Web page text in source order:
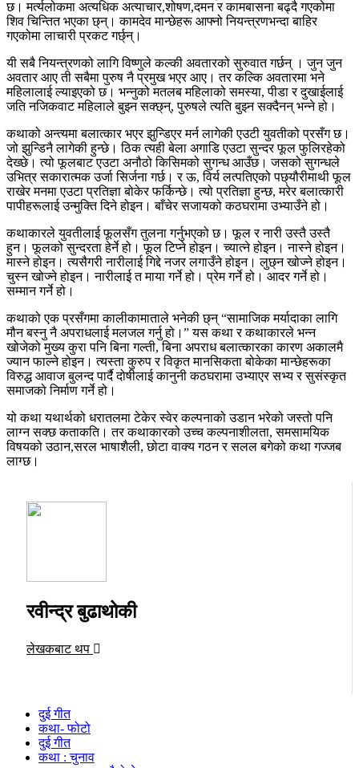
छ। मर्त्यलोकमा अत्यधिक अत्याचार,शोषण,दमन र कामबासना बढ्दै गएकोमा
शिव चिन्तित भएका छ्न्। कामदेव मान्छेहरू आफ्नो नियन्त्रणभन्दा बाहिर
गएकोमा लाचारी प्रकट गर्छ्न्।
यी सबै नियन्त्रणको लागि विष्णुले कल्की अवतारको सुरुवात गर्छन् । जुन जुन
अवतार आए ती सबैमा पुरुष नै प्रमुख भएर आए। तर कल्कि अवतारमा भने
महिलालाई ल्याइएको छ। भन्नुको मतलब महिलाको समस्या, पीडा र दुखाईलाई
जति नजिकवाट महिलाले बुझ्न सक्छ्न्, पुरुषले त्यति बुझ्न सक्दैनन् भन्ने हो।
कथाको अन्त्यमा बलात्कार भएर झुन्डिएर मर्न लागेकी एउटी युवतीको प्रसँग छ।
जो झुन्डिनै लागेकी हुन्छे। ठिक त्यही बेला अगाडि एउटा सुन्दर फूल फुलिरहेको
देख्छे। त्यो फूलबाट एउटा अनौठो किसिमको सुगन्ध आउँछ। जसको सुगन्धले
उभित्र सकारात्मक उर्जा सिर्जना गर्छ। र ऊ, विर्य लत्पतिएको पछ्यौरीमाथी फूल
राखेर मनमा एउटा प्रतिज्ञा बोकेर फर्किन्छे। त्यो प्रतिज्ञा हुन्छ, मरेर बलात्कारी
पापीहरूलाई उन्मुक्ति दिने होइन। बाँचेर सजायको कठघरामा उभ्याउँने हो।
कथाकारले युवतीलाई फूलसँग तुलना गर्नुभएको छ। फूल र नारी उस्तै उस्तै
हुन। फूलको सुन्दरता हेर्ने हो। फूल टिप्ने होइन। च्यात्ने होइन। नास्ने होइन।
मास्ने होइन। त्यसैगरी नारीलाई गिद्दे नजर लगाउँने होइन। लुछ्न खोज्ने होइन।
चुस्न खोज्ने होइन। नारीलाई त माया गर्ने हो। प्रेम गर्ने हो। आदर गर्ने हो।
सम्मान गर्ने हो।
कथाको एक प्रसँगमा कालीकामाताले भनेकी छ्न् “सामाजिक मर्यादाका लागि
मौन बस्नु नै अपराधलाई मलजल गर्नु हो।” यस कथा र कथाकारले भन्न
खोजेको मुख्य कुरा पनि बिना गल्ती, बिना अपराध बलात्कारका कारण अकालमै
ज्यान फाल्ने होइन। त्यस्ता कुरुप र विकृत मानसिकता बोकेका मान्छेहरूका
विरुद्ध आवाज बुलन्द पार्दै दोषीलाई कानुनी कठघरामा उभ्याएर सभ्य र सुसंस्कृत
समाजको निर्माण गर्ने हो।
यो कथा यथार्थको धरातलमा टेकेर स्वेर कल्पनाको उडान भरेको जस्तो पनि
लाग्न सक्छ कताकति। तर कथाकारको उच्च कल्पनाशीलता, समसामयिक
विषयको उठान,सरल भाषाशैली, छोटा वाक्य गठन र सलल बगेको कथा गज्जब
लाग्छ।
रवीन्द्र बुढाथोकी
लेखकबाट थप
दुई गीत
कथा- फोटो
दुई गीत
कथा : चुनाव